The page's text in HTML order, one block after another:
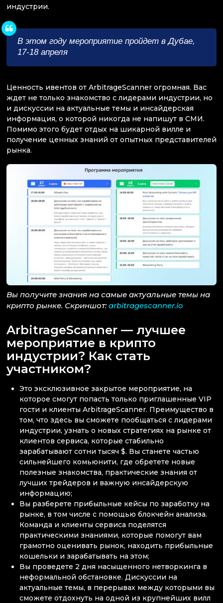
индустрии.
В этом году мероприятие пройдет в Дубае,
17-18 апреля
Ценность ивентов от ArbitrageScanner огромная. Вас
ждет не только знакомство с лидерами индустрии, но
и дискуссии на актуальные темы и инсайдерская
информация, о которой никогда не напишут в СМИ.
Помимо этого будет отдых на шикарной вилле и
получение ценных знаний от опытных представителей
рынка.
Вы получите знания на самые актуальные темы на
крипто рынке. Скриншот:arbitragescanner.io
ArbitrageScanner — лучшее
мероприятие в крипто
индустрии? Как стать
участником?
Это эксклюзивное закрытое мероприятие, на
которое смогут попасть только приглашенные VIP
гости и клиенты ArbitrageScanner. Преимущество в
том, что здесь вы сможете пообщаться с лидерами
индустрии, узнать о новых стратегиях на рынке от
клиентов сервиса, которые стабильно
зарабатывают сотни тысяч $. Вы станете частью
сильнейшего комьюнити, где обретете новые
полезные знакомства, практические знания от
лучших трейдеров и важную инсайдерскую
информацию;
Вы разберете прибыльные кейсы по заработку на
рынке, в том числе с помощью блокчейн анализа.
Команда и клиенты сервиса поделятся
практическими знаниями, которые помогут вам
грамотно оценивать рынок, находить прибыльные
кошельки и зарабатывать на этом;
Вы проведете 2 дня насыщенного нетворкинга в
неформальной обстановке. Дискуссии на
актуальные темы, в перерывах между которыми вы
сможете отдохнуть на одной из крупнейших вилл